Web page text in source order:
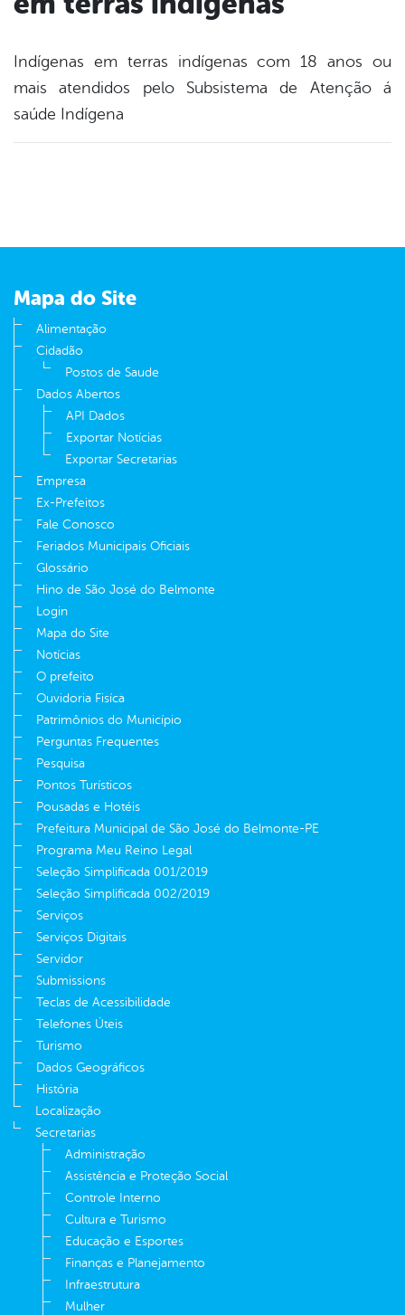
Indígenas em terras indígenas com 18 anos ou
mais atendidos pelo Subsistema de Atenção á
saúde Indígena
Mapa do Site
Alimentação
Cidadão
Postos de Saude
Dados Abertos
API Dados
Exportar Notícias
Exportar Secretarias
Empresa
Ex-Prefeitos
Fale Conosco
Feriados Municipais Oficiais
Glossário
Hino de São José do Belmonte
Login
Mapa do Site
Notícias
O prefeito
Ouvidoria Fisíca
Patrimônios do Município
Perguntas Frequentes
Pesquisa
Pontos Turísticos
Pousadas e Hotéis
Prefeitura Municipal de São José do Belmonte-PE
Programa Meu Reino Legal
Seleção Simplificada 001/2019
Seleção Simplificada 002/2019
Serviços
Serviços Digitais
Servidor
Submissions
Teclas de Acessibilidade
Telefones Úteis
Turismo
Dados Geográficos
História
Localização
Secretarias
Administração
Assistência e Proteção Social
Controle Interno
Cultura e Turismo
Educação e Esportes
Finanças e Planejamento
Infraestrutura
Mulher